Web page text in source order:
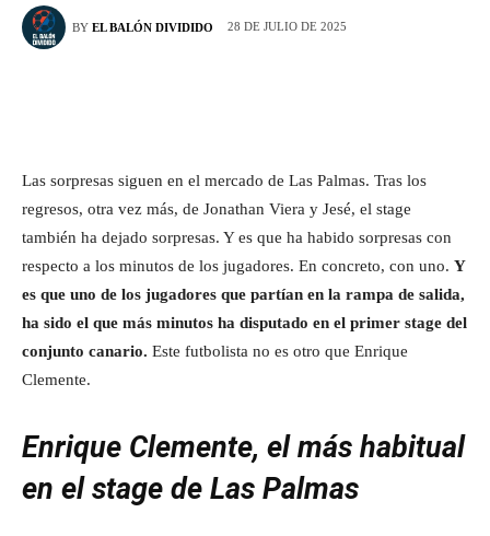
BY EL BALÓN DIVIDIDO 28 DE JULIO DE 2025
Las sorpresas siguen en el mercado de Las Palmas. Tras los
regresos, otra vez más, de Jonathan Viera y Jesé, el stage
también ha dejado sorpresas. Y es que ha habido sorpresas con
respecto a los minutos de los jugadores. En concreto, con uno. Y
es que uno de los jugadores que partían en la rampa de salida,
ha sido el que más minutos ha disputado en el primer stage del
conjunto canario. Este futbolista no es otro que Enrique
Clemente.
Enrique Clemente, el más habitual
en el stage de Las Palmas